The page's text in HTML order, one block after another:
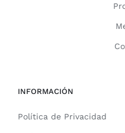
INFORMACIÓN
Política de Privacidad